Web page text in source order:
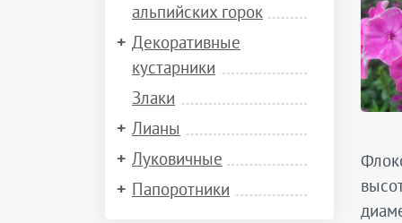
альпийских горок
Декоративные
кустарники
Злаки
Лианы
Луковичные
Папоротники